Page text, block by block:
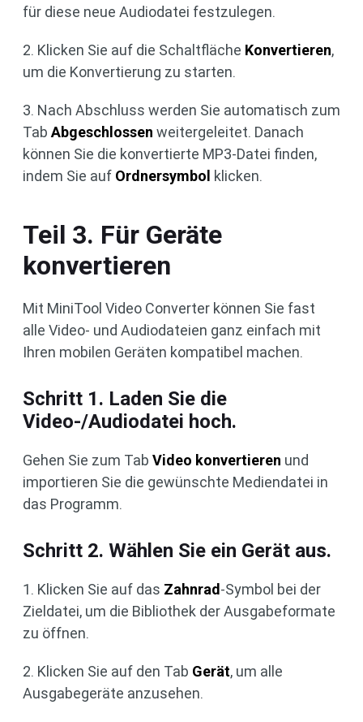
für diese neue Audiodatei festzulegen.
2. Klicken Sie auf die Schaltfläche Konvertieren,
um die Konvertierung zu starten.
3. Nach Abschluss werden Sie automatisch zum
Tab Abgeschlossen weitergeleitet. Danach
können Sie die konvertierte MP3-Datei finden,
indem Sie auf Ordnersymbol klicken.
Teil 3. Für Geräte
konvertieren
Mit MiniTool Video Converter können Sie fast
alle Video- und Audiodateien ganz einfach mit
Ihren mobilen Geräten kompatibel machen.
Schritt 1. Laden Sie die
Video-/Audiodatei hoch.
Gehen Sie zum Tab Video konvertieren und
importieren Sie die gewünschte Mediendatei in
das Programm.
Schritt 2. Wählen Sie ein Gerät aus.
1. Klicken Sie auf das Zahnrad -Symbol bei der
Zieldatei, um die Bibliothek der Ausgabeformate
zu öffnen.
2. Klicken Sie auf den Tab Gerät, um alle
Ausgabegeräte anzusehen.